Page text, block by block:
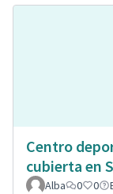
Centro
cubierta en
Alba
0 0